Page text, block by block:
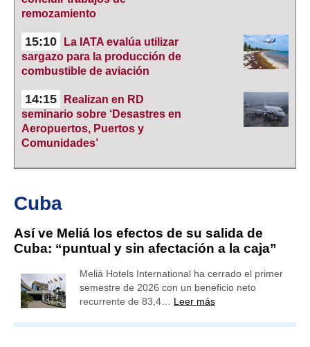
remozamiento
15:10
La IATA evalúa utilizar
sargazo para la producción de
combustible de aviación
14:15
Realizan en RD
seminario sobre ‘Desastres en
Aeropuertos, Puertos y
Comunidades’
Cuba
Así ve Meliá los efectos de su salida de
Cuba: “puntual y sin afectación a la caja”
Meliá Hotels International ha cerrado el primer
semestre de 2026 con un beneficio neto
recurrente de 83,4… Leer más